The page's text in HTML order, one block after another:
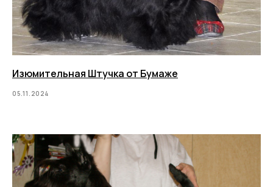
Изюмительная Штучка от Бумаже
05.11.2024